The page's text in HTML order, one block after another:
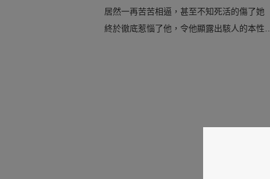
居然一再苦苦相逼，甚至不知死活的傷了她
終於徹底惹惱了他，令他顯露出駭人的本